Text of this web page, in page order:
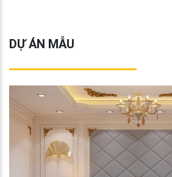
DỰ ÁN MẪU